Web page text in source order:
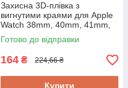
Захисна 3D-плівка з
вигнутими краями для Apple
Watch 38mm, 40mm, 41mm,
42mm, 44mm, 45mm,
49mm (black)
Готово до відправки
164 ₴ 224,66 ₴
Купити